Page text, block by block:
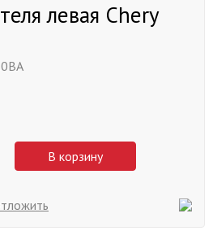
левая Chery
В корзину